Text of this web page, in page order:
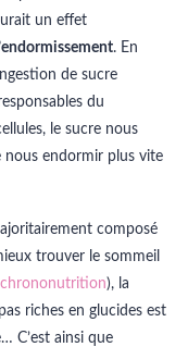
un effet
. En
de sucre
du
le sucre nous
endormir plus vite
composé
trouver le sommeil
chrononutrition), la
riches en glucides est
C’est ainsi que